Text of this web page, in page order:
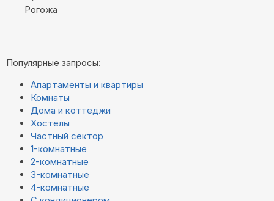
Рогожа
Популярные запросы:
Апартаменты и квартиры
Комнаты
Дома и коттеджи
Хостелы
Частный сектор
1-комнатные
2-комнатные
3-комнатные
4-комнатные